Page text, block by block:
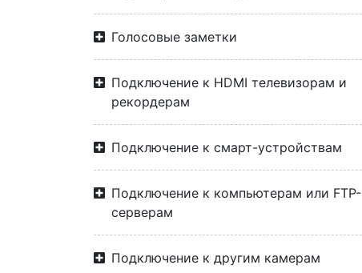
Голосовые заметки
Подключение к HDMI телевизорам и
рекордерам
Подключение к смарт-устройствам
Подключение к компьютерам или FTP-
серверам
Подключение к другим камерам